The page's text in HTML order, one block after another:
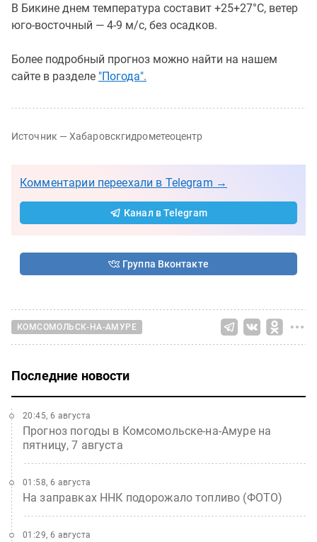
В Бикине днем температура составит +25+27°C, ветер
юго-восточный — 4-9 м/с, без осадков.
Более подробный прогноз можно найти на нашем
сайте в разделе "Погода".
Источник — Хабаровскгидрометеоцентр
Комментарии переехали в Telegram →
Канал в Telegram
Группа Вконтакте
КОМСОМОЛЬСК-НА-АМУРЕ
Последние новости
Прогноз погоды в Комсомольске-на-Амуре на
пятницу, 7 августа
20:45, 6 августа
На заправках ННК подорожало топливо (ФОТО)
01:58, 6 августа
01:29, 6 августа